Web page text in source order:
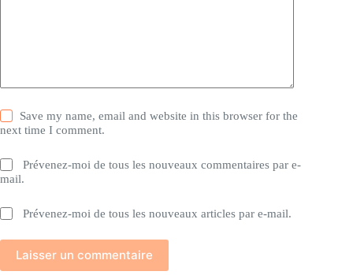
Save my name, email and website in this browser for the
next time I comment.
Prévenez-moi de tous les nouveaux commentaires par e-
mail.
Prévenez-moi de tous les nouveaux articles par e-mail.
Laisser un commentaire